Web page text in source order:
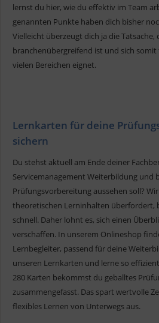
lernst du hier, wie du effektiv im Team
genannten Punkte haben dich bisher
Vielleicht überzeugt dich ja die
branchenübergreifend ist und sich somit
vielen Bereichen eignet.
Lernkarten für deine
sichern
Du stehst aktuell am Ende deiner
Servicemanagement Weiterbildung und
Prüfungsvorbereitung aussehen soll?
theoretischen Lerninhalten überfordert,
schnell. Daher lohnt es, sich einen
verschaffen. In unserem Onlineshop
Lernbegleiter, passend für deine
unseren Lernkarten und lerne so
280 Karten bekommst du geballtes
zusammengefasst. Das spart wertvolle
flexibles Lernen von Unterwegs aus.